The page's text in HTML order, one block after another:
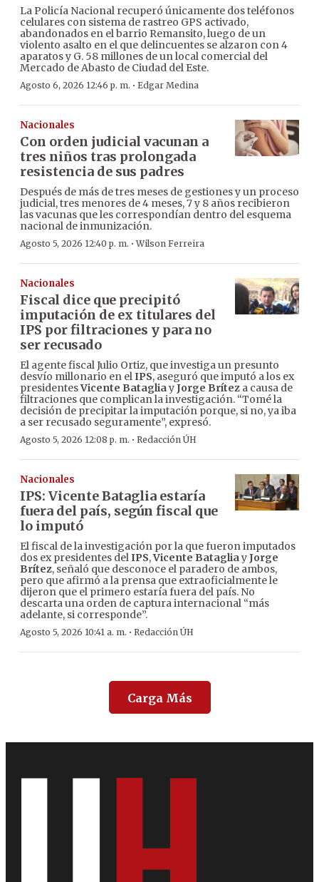
La Policía Nacional recuperó únicamente dos teléfonos
celulares con sistema de rastreo GPS activado,
abandonados en el barrio Remansito, luego de un
violento asalto en el que delincuentes se alzaron con 4
aparatos y G. 58 millones de un local comercial del
Mercado de Abasto de Ciudad del Este.
Agosto 6, 2026 12:46 p. m. · Edgar Medina
Nacionales
Con orden judicial vacunan a
tres niños tras prolongada
resistencia de sus padres
Después de más de tres meses de gestiones y un proceso
judicial, tres menores de 4 meses, 7 y 8 años recibieron
las vacunas que les correspondían dentro del esquema
nacional de inmunización.
Agosto 5, 2026 12:40 p. m. ·Wilson Ferreira
Nacionales
Fiscal dice que precipitó
imputación de ex titulares del
IPS por filtraciones y para no
ser recusado
El agente fiscal Julio Ortiz, que investiga un presunto
desvío millonario en elIPS, aseguró que imputó a los ex
presidentesVicente BatagliayJorge Brítez a causa de
filtraciones que complican la investigación. “Tomé la
decisión de precipitar la imputación porque, si no, ya iba
a ser recusado seguramente”, expresó.
Agosto 5, 2026 12:08 p. m. · Redacción ÚH
Nacionales
IPS: Vicente Bataglia estaría
fuera del país, según fiscal que
lo imputó
El fiscal de la investigación por la que fueron imputados
dos ex presidentes delIPS,Vicente BatagliayJorge
Brítez, señaló que desconoce el paradero de ambos,
pero que afirmó a la prensa que extraoficialmente le
dijeron que el primero estaría fuera del país. No
descarta una orden de captura internacional “más
adelante, si corresponde”.
Agosto 5, 2026 10:41 a. m. · Redacción ÚH
Carga Más